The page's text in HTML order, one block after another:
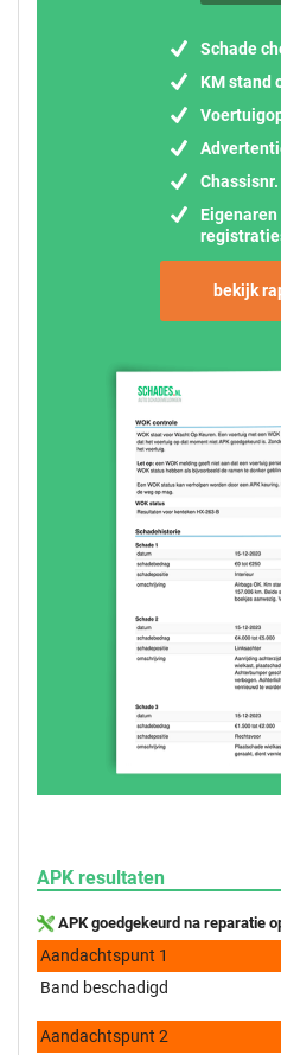
Schade
KM stand
Eigenaren
bekijk
APK resultaten
APK goedgekeurd na reparatie
Aandachtspunt 1
Band beschadigd
Aandachtspunt 2